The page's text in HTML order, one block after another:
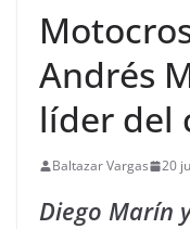
Andrés
líder del
Baltazar Vargas 20
Diego Marín